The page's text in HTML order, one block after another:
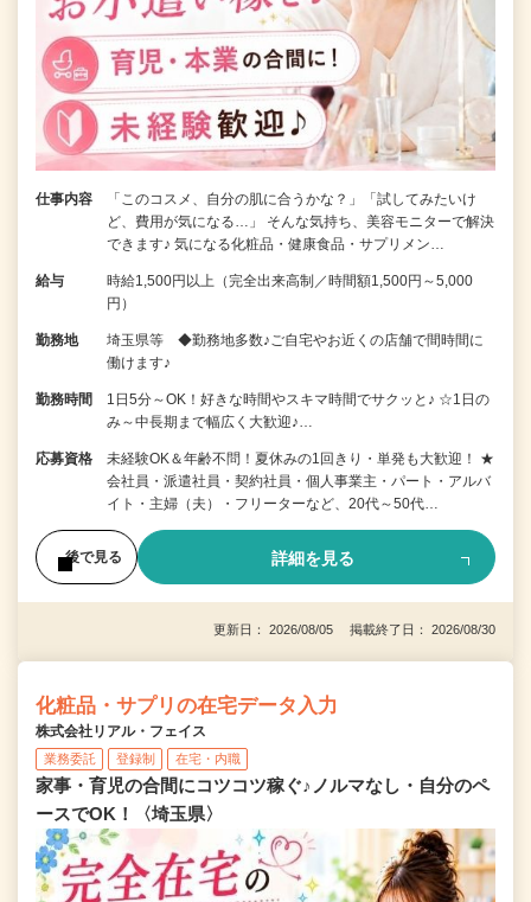
仕事内容
「このコスメ、自分の肌に合うかな？」「試してみたいけ
ど、費用が気になる…」 そんな気持ち、美容モニターで解決
できます♪ 気になる化粧品・健康食品・サプリメン…
給与
時給1,500円以上（完全出来高制／時間額1,500円～5,000
円）
勤務地
埼玉県等 ◆勤務地多数♪ご自宅やお近くの店舗で間時間に
働けます♪
勤務時間
1日5分～OK！好きな時間やスキマ時間でサクッと♪ ☆1日の
み～中長期まで幅広く大歓迎♪…
応募資格
未経験OK＆年齢不問！夏休みの1回きり・単発も大歓迎！ ★
会社員・派遣社員・契約社員・個人事業主・パート・アルバ
イト・主婦（夫）・フリーターなど、20代～50代…
後で見る 詳細を見る
更新日： 2026/08/05 掲載終了日： 2026/08/30
化粧品・サプリの在宅データ入力
株式会社リアル・フェイス
業務委託 登録制 在宅・内職
家事・育児の合間にコツコツ稼ぐ♪ノルマなし・自分のペ
ースでOK！〈埼玉県〉